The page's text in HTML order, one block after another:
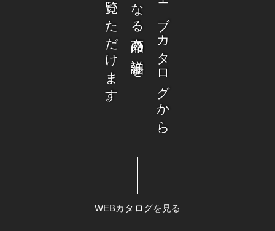
ウェブカタログから、
気になる商品の詳細を
ご覧いただけます。
WEBカタログを見る